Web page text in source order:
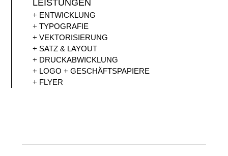
LEISTUNGEN
+ ENTWICKLUNG
+ TYPOGRAFIE
+ VEKTORISIERUNG
+ SATZ & LAYOUT
+ DRUCKABWICKLUNG
+ LOGO + GESCHÄFTSPAPIERE
+ FLYER